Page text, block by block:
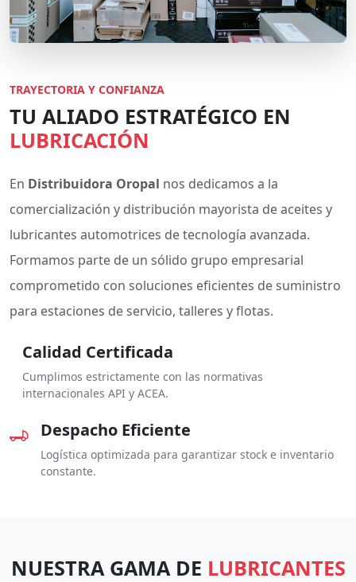
TRAYECTORIA Y CONFIANZA
TU ALIADO ESTRATÉGICO EN
LUBRICACIÓN
En Distribuidora Oropal nos dedicamos a la
comercialización y distribución mayorista de aceites y
lubricantes automotrices de tecnología avanzada.
Formamos parte de un sólido grupo empresarial
comprometido con soluciones eficientes de suministro
para estaciones de servicio, talleres y flotas.
Calidad Certificada
Cumplimos estrictamente con las normativas
internacionales API y ACEA.
Despacho Eficiente
Logística optimizada para garantizar stock e inventario
constante.
NUESTRA GAMA DE LUBRICANTES